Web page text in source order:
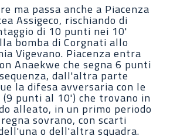
ma passa anche a Piacenza
Assigeco, rischiando di
di 10 punti nei 10'
bomba di Corgnati allo
Vigevano. Piacenza entra
Anaekwe che segna 6 punti
dall'altra parte
la difesa avversaria con le
punti al 10') che trovano in
alleato, in un primo periodo
sovrano, con scarti
o dell'altra squadra.